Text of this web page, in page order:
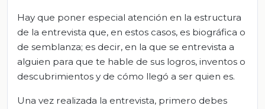
Hay que poner especial atención en la estructura
de la entrevista que, en estos casos, es biográfica o
de semblanza; es decir, en la que se entrevista a
alguien para que te hable de sus logros, inventos o
descubrimientos y de cómo llegó a ser quien es.
Una vez realizada la entrevista, primero debes